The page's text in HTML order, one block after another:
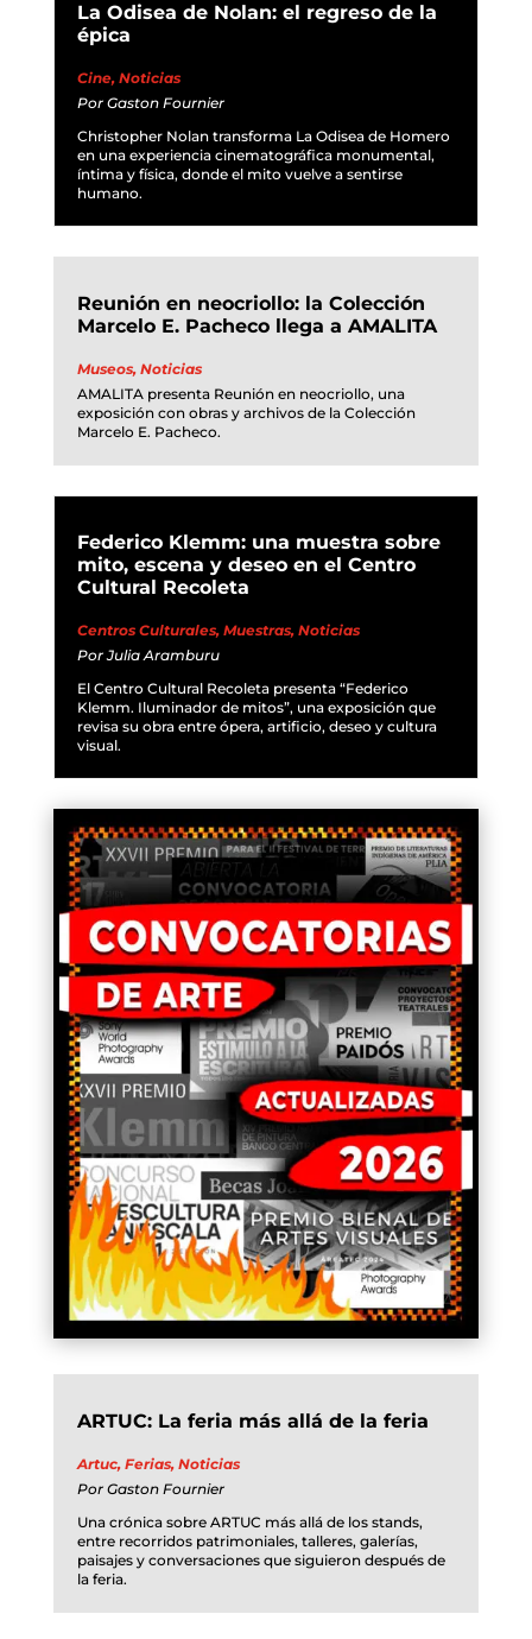
La Odisea de Nolan: el regreso de la
épica
Cine, Noticias
Por Gaston Fournier
Christopher Nolan transforma La Odisea de Homero
en una experiencia cinematográfica monumental,
íntima y física, donde el mito vuelve a sentirse
humano.
Reunión en neocriollo: la Colección
Marcelo E. Pacheco llega a AMALITA
Museos, Noticias
AMALITA presenta Reunión en neocriollo, una
exposición con obras y archivos de la Colección
Marcelo E. Pacheco.
Federico Klemm: una muestra sobre
mito, escena y deseo en el Centro
Cultural Recoleta
Centros Culturales, Muestras, Noticias
PorJulia Aramburu
El Centro Cultural Recoleta presenta “Federico
Klemm. Iluminador de mitos”, una exposición que
revisa su obra entre ópera, artificio, deseo y cultura
visual.
ARTUC: La feria más allá de la feria
Artuc, Ferias, Noticias
Por Gaston Fournier
Una crónica sobre ARTUC más allá de los stands,
entre recorridos patrimoniales, talleres, galerías,
paisajes y conversaciones que siguieron después de
la feria.